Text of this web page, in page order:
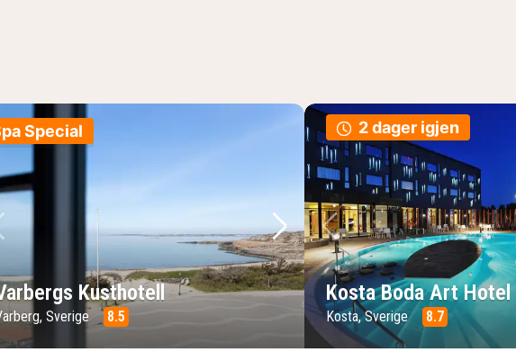
Special
Forrige bilde
Neste bilde
Kusthotell
Sverige 8.5
2 dager igjen
Forrige bilde
Kosta Boda Art Hotel
Kosta, Sverige 8.7